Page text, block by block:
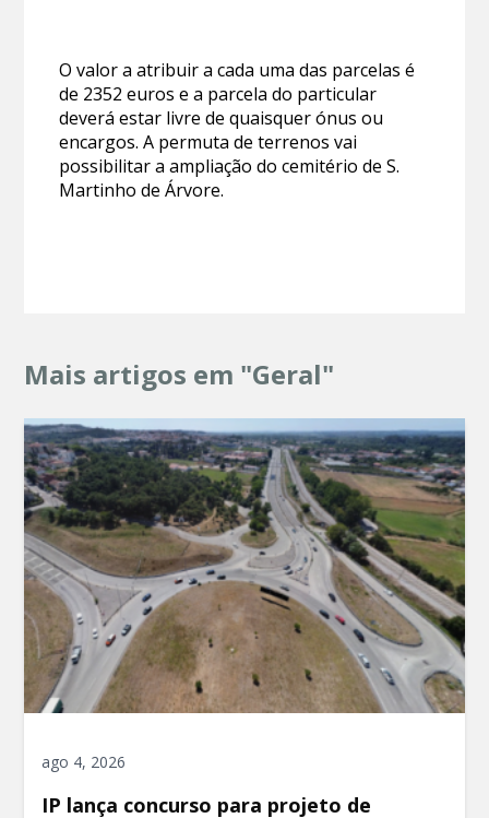
O valor a atribuir a cada uma das parcelas é
de 2352 euros e a parcela do particular
deverá estar livre de quaisquer ónus ou
encargos. A permuta de terrenos vai
possibilitar a ampliação do cemitério de S.
Martinho de Árvore.
Mais artigos em "Geral"
ago 4, 2026
IP lança concurso para projeto de